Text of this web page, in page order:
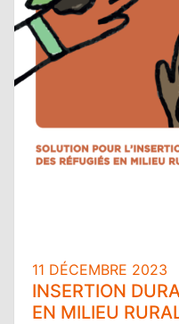
11 DÉCEMBRE 2023
INSERTION
EN MILIEU